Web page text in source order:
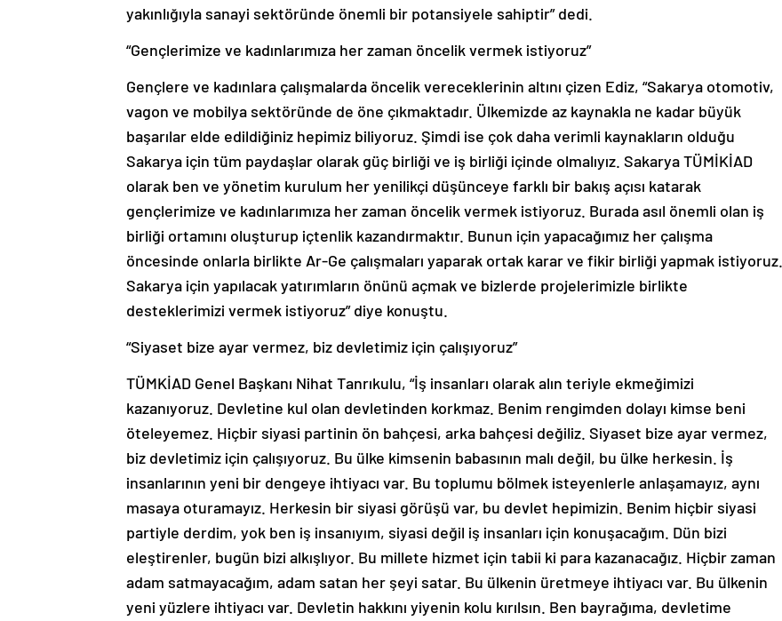
yakınlığıyla sanayi sektöründe önemli bir potansiyele sahiptir” dedi.
“Gençlerimize ve kadınlarımıza her zaman öncelik vermek istiyoruz”
Gençlere ve kadınlara çalışmalarda öncelik vereceklerinin altını çizen Ediz, “Sakarya otomotiv,
vagon ve mobilya sektöründe de öne çıkmaktadır. Ülkemizde az kaynakla ne kadar büyük
başarılar elde edildiğiniz hepimiz biliyoruz. Şimdi ise çok daha verimli kaynakların olduğu
Sakarya için tüm paydaşlar olarak güç birliği ve iş birliği içinde olmalıyız. Sakarya TÜMİKİAD
olarak ben ve yönetim kurulum her yenilikçi düşünceye farklı bir bakış açısı katarak
gençlerimize ve kadınlarımıza her zaman öncelik vermek istiyoruz. Burada asıl önemli olan iş
birliği ortamını oluşturup içtenlik kazandırmaktır. Bunun için yapacağımız her çalışma
öncesinde onlarla birlikte Ar-Ge çalışmaları yaparak ortak karar ve fikir birliği yapmak istiyoruz.
Sakarya için yapılacak yatırımların önünü açmak ve bizlerde projelerimizle birlikte
desteklerimizi vermek istiyoruz” diye konuştu.
“Siyaset bize ayar vermez, biz devletimiz için çalışıyoruz”
TÜMKİAD Genel Başkanı Nihat Tanrıkulu, “İş insanları olarak alın teriyle ekmeğimizi
kazanıyoruz. Devletine kul olan devletinden korkmaz. Benim rengimden dolayı kimse beni
öteleyemez. Hiçbir siyasi partinin ön bahçesi, arka bahçesi değiliz. Siyaset bize ayar vermez,
biz devletimiz için çalışıyoruz. Bu ülke kimsenin babasının malı değil, bu ülke herkesin. İş
insanlarının yeni bir dengeye ihtiyacı var. Bu toplumu bölmek isteyenlerle anlaşamayız, aynı
masaya oturamayız. Herkesin bir siyasi görüşü var, bu devlet hepimizin. Benim hiçbir siyasi
partiyle derdim, yok ben iş insanıyım, siyasi değil iş insanları için konuşacağım. Dün bizi
eleştirenler, bugün bizi alkışlıyor. Bu millete hizmet için tabii ki para kazanacağız. Hiçbir zaman
adam satmayacağım, adam satan her şeyi satar. Bu ülkenin üretmeye ihtiyacı var. Bu ülkenin
yeni yüzlere ihtiyacı var. Devletin hakkını yiyenin kolu kırılsın. Ben bayrağıma, devletime